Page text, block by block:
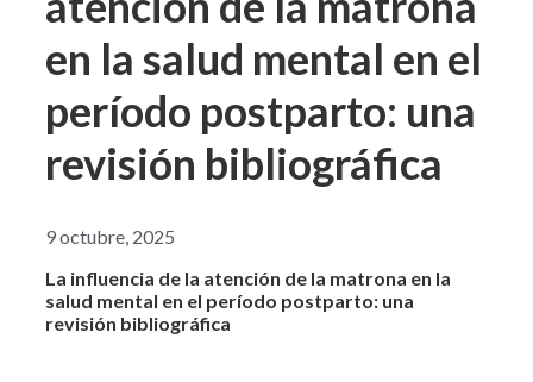
en la salud mental en el
período postparto: una
revisión bibliográfica
9 octubre, 2025
La influencia de la atención de la matrona en la
salud mental en el período postparto: una
revisión bibliográfica